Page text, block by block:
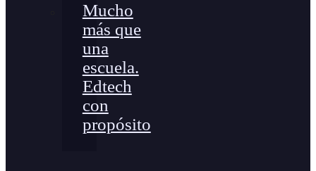
Mucho
más que
una
escuela.
Edtech
con
propósito